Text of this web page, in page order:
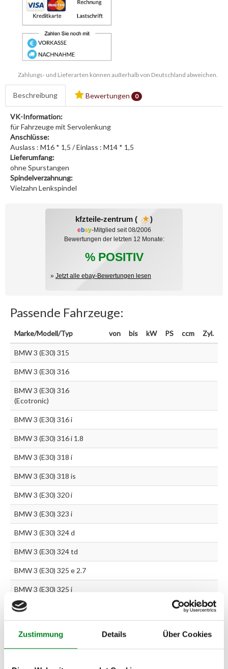
Zustimmung Details Über Cookies
Zahlungs- und Lieferarten können außerhalb von Deutschland abweichen.
Beschreibung Bewertungen 0
VK-Information:
für Fahrzeuge mit Servolenkung
Anschlüsse:
Auslass : M16 * 1,5 / Einlass : M14 * 1,5
Lieferumfang:
ohne Spurstangen
Spindelverzahnung:
Vielzahn Lenkspindel
kfzteile-zentrum ( )
ebay-Mitglied seit 08/2006
Bewertungen der letzten 12 Monate:
% POSITIV
» Jetzt alle ebay-Bewertungen lesen
Passende Fahrzeuge:
Marke/Modell/Typ von bis kW PS ccm Zyl.
BMW 3 (E30) 315
BMW 3 (E30) 316
BMW 3 (E30) 316
(Ecotronic)
BMW 3 (E30) 316 i
BMW 3 (E30) 316 i 1.8
BMW 3 (E30) 318 i
BMW 3 (E30) 318 is
BMW 3 (E30) 320 i
BMW 3 (E30) 323 i
BMW 3 (E30) 324 d
BMW 3 (E30) 324 td
BMW 3 (E30) 325 e 2.7
BMW 3 (E30) 325 i
BMW 3 Cabrio (E30) 320 i